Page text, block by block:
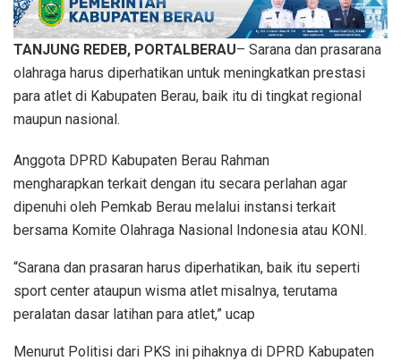
TANJUNG REDEB, PORTALBERAU– Sarana dan prasarana
olahraga harus diperhatikan untuk meningkatkan prestasi
para atlet di Kabupaten Berau, baik itu di tingkat regional
maupun nasional.
Anggota DPRD Kabupaten Berau Rahman
mengharapkan terkait dengan itu secara perlahan agar
dipenuhi oleh Pemkab Berau melalui instansi terkait
bersama Komite Olahraga Nasional Indonesia atau KONI.
“Sarana dan prasaran harus diperhatikan, baik itu seperti
sport center ataupun wisma atlet misalnya, terutama
peralatan dasar latihan para atlet,” ucap
Menurut Politisi dari PKS ini pihaknya di DPRD Kabupaten